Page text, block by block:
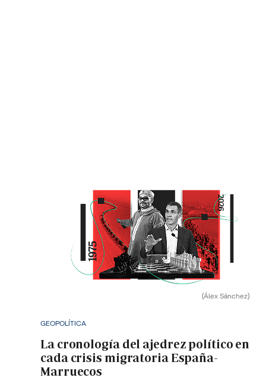
(Álex Sánchez)
GEOPOLÍTICA
La cronología del ajedrez político en
cada crisis migratoria España-
Marruecos